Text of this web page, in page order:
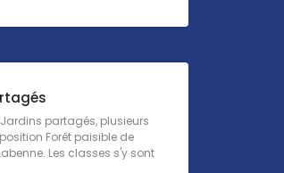
partagés, plusieurs
Forêt paisible de
Les classes s'y sont